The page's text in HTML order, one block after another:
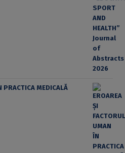
PRACTICA MEDICALĂ